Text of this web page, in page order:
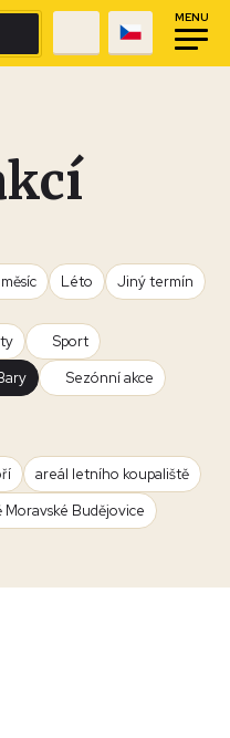
MENU
Léto Jiný termín
Sport
Sezónní akce
areál letního koupaliště
Budějovice